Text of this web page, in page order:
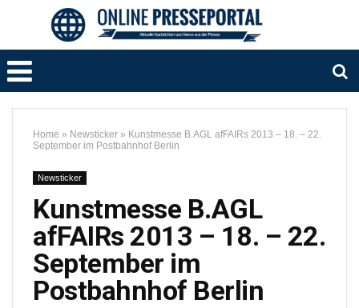
Home » Newsticker » Kunstmesse B.AGL afFAIRs 2013 – 18. – 22.
September im Postbahnhof Berlin
Newsticker
Kunstmesse B.AGL
afFAIRs 2013 – 18. – 22.
September im
Postbahnhof Berlin